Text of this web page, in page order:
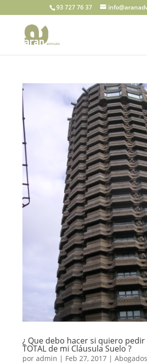
93 727 76 37
¿ Que debo hacer si quiero
TOTAL de mi Cláusula Suelo ?
por admin | Feb 27, 2017|